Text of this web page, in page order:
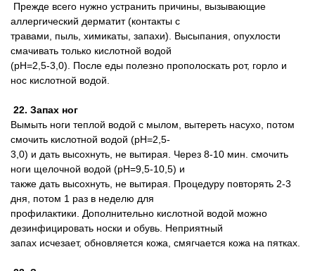
Прежде всего нужно устранить причины, вызывающие
аллергический дерматит (контакты с
травами, пыль, химикаты, запахи). Высыпания, опухлости
смачивать только кислотной водой
(pH=2,5-3,0). После еды полезно прополоскать рот, горло и
нос кислотной водой.
22. Запах ног
Вымыть ноги теплой водой с мылом, вытереть насухо, потом
смочить кислотной водой (pH=2,5-
3,0) и дать высохнуть, не вытирая. Через 8-10 мин. смочить
ноги щелочной водой (pH=9,5-10,5) и
также дать высохнуть, не вытирая. Процедуру повторять 2-3
дня, потом 1 раз в неделю для
профилактики. Дополнительно кислотной водой можно
дезинфицировать носки и обувь. Неприятный
запах исчезает, обновляется кожа, смягчается кожа на пятках.